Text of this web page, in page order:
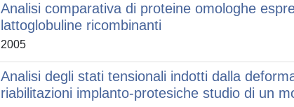
Analisi comparativa di proteine omologhe
lattoglobuline ricombinanti
2005
Analisi degli stati tensionali indotti dalla
riabilitazioni implanto-protesiche studio di un